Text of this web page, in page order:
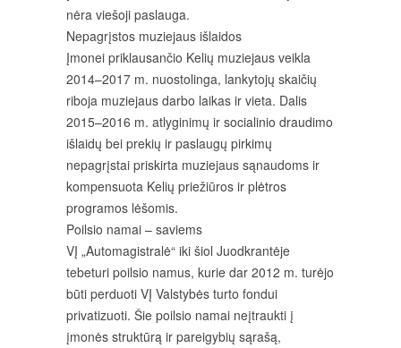
nėra viešoji paslauga.
Nepagrįstos muziejaus išlaidos
Įmonei priklausančio Kelių muziejaus veikla
2014–2017 m. nuostolinga, lankytojų skaičių
riboja muziejaus darbo laikas ir vieta. Dalis
2015–2016 m. atlyginimų ir socialinio draudimo
išlaidų bei prekių ir paslaugų pirkimų
nepagrįstai priskirta muziejaus sąnaudoms ir
kompensuota Kelių priežiūros ir plėtros
programos lėšomis.
Poilsio namai – saviems
VĮ „Automagistralė“ iki šiol Juodkrantėje
tebeturi poilsio namus, kurie dar 2012 m. turėjo
būti perduoti VĮ Valstybės turto fondui
privatizuoti. Šie poilsio namai neįtraukti į
įmonės struktūrą ir pareigybių sąrašą,